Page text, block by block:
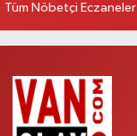
Yol Tarifi Al
Tüm Nöbetçi Eczaneler